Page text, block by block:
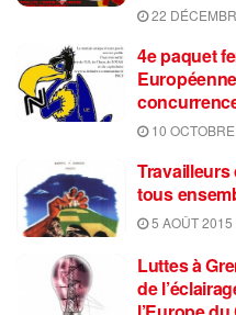
22
4e paquet
10
Travailleurs
tous
5 AOÛT 2015
Luttes à
de